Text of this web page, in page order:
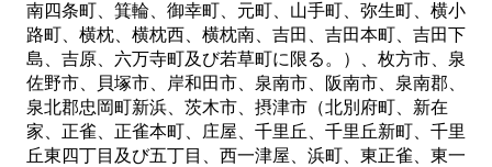
南四条町、箕輪、御幸町、元町、山手町、弥生町、横小
路町、横枕、横枕西、横枕南、吉田、吉田本町、吉田下
島、吉原、六万寺町及び若草町に限る。）、枚方市、泉
佐野市、貝塚市、岸和田市、泉南市、阪南市、泉南郡、
泉北郡忠岡町新浜、茨木市、摂津市（北別府町、新在
家、正雀、正雀本町、庄屋、千里丘、千里丘新町、千里
丘東四丁目及び五丁目、西一津屋、浜町、東正雀、東一